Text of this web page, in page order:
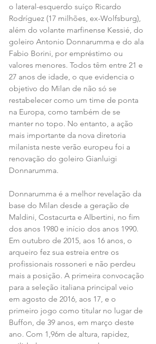
o lateral-esquerdo suíço Ricardo
Rodríguez (17 milhões, ex-Wolfsburg),
além do volante marfinense Kessié, do
goleiro Antonio Donnarumma e do ala
Fabio Borini, por empréstimo ou
valores menores. Todos têm entre 21 e
27 anos de idade, o que evidencia o
objetivo do Milan de não só se
restabelecer como um time de ponta
na Europa, como também de se
manter no topo. No entanto, a ação
mais importante da nova diretoria
milanista neste verão europeu foi a
renovação do goleiro Gianluigi
Donnarumma.
Donnarumma é a melhor revelação da
base do Milan desde a geração de
Maldini, Costacurta e Albertini, no fim
dos anos 1980 e início dos anos 1990.
Em outubro de 2015, aos 16 anos, o
arqueiro fez sua estreia entre os
profissionais rossoneri e não perdeu
mais a posição. A primeira convocação
para a seleção italiana principal veio
em agosto de 2016, aos 17, e o
primeiro jogo como titular no lugar de
Buffon, de 39 anos, em março deste
ano. Com 1,96m de altura, rapidez,